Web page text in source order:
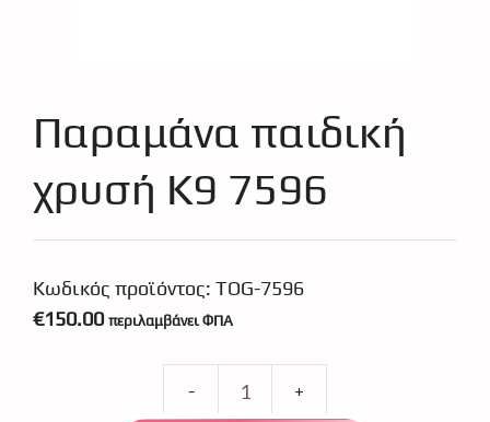
Παραμάνα παιδική
χρυσή Κ9 7596
Κωδικός προϊόντος: TOG-7596
€150.00 περιλαμβάνει ΦΠΑ